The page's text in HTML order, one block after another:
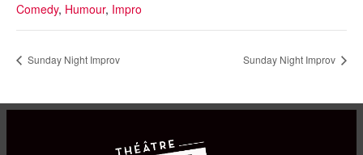
Comedy, Humour, Impro
Sunday Night Improv Sunday Night Improv